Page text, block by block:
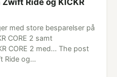
Ride og KICKR
med store besparelser på
CORE 2 samt
CORE 2 med... The post
Ride og…